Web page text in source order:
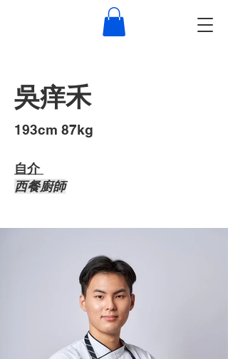
吳痒禾
193cm 87kg
自介 ​
西餐廚師